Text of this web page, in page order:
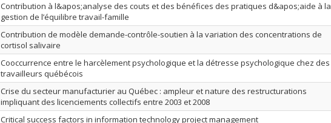
Contribution à l&apos;analyse des couts et des bénéfices des pratiques d&apos;aide à la
gestion de l’équilibre travail-famille
Contribution de modèle demande-contrôle-soutien à la variation des concentrations de
cortisol salivaire
Cooccurrence entre le harcèlement psychologique et la détresse psychologique chez des
travailleurs québécois
Crise du secteur manufacturier au Québec : ampleur et nature des restructurations
impliquant des licenciements collectifs entre 2003 et 2008
Critical success factors in information technology project management